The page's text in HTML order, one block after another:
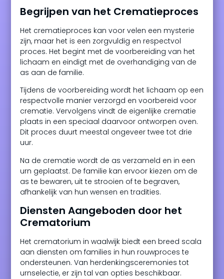
Begrijpen van het Crematieproces
Het crematieproces kan voor velen een mysterie
zijn, maar het is een zorgvuldig en respectvol
proces. Het begint met de voorbereiding van het
lichaam en eindigt met de overhandiging van de
as aan de familie.
Tijdens de voorbereiding wordt het lichaam op een
respectvolle manier verzorgd en voorbereid voor
crematie. Vervolgens vindt de eigenlijke crematie
plaats in een speciaal daarvoor ontworpen oven.
Dit proces duurt meestal ongeveer twee tot drie
uur.
Na de crematie wordt de as verzameld en in een
urn geplaatst. De familie kan ervoor kiezen om de
as te bewaren, uit te strooien of te begraven,
afhankelijk van hun wensen en tradities.
Diensten Aangeboden door het
Crematorium
Het crematorium in waalwijk biedt een breed scala
aan diensten om families in hun rouwproces te
ondersteunen. Van herdenkingsceremonies tot
urnselectie, er zijn tal van opties beschikbaar.